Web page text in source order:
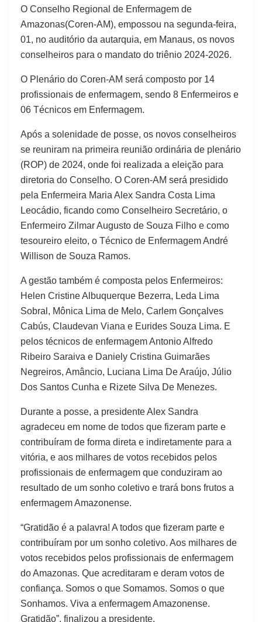
O Conselho Regional de Enfermagem de
Amazonas(Coren-AM), empossou na segunda-feira,
01, no auditório da autarquia, em Manaus, os novos
conselheiros para o mandato do triênio 2024-2026.
O Plenário do Coren-AM será composto por 14
profissionais de enfermagem, sendo 8 Enfermeiros e
06 Técnicos em Enfermagem.
Após a solenidade de posse, os novos conselheiros
se reuniram na primeira reunião ordinária de plenário
(ROP) de 2024, onde foi realizada a eleição para
diretoria do Conselho. O Coren-AM será presidido
pela Enfermeira Maria Alex Sandra Costa Lima
Leocádio, ficando como Conselheiro Secretário, o
Enfermeiro Zilmar Augusto de Souza Filho e como
tesoureiro eleito, o Técnico de Enfermagem André
Willison de Souza Ramos.
A gestão também é composta pelos Enfermeiros:
Helen Cristine Albuquerque Bezerra, Leda Lima
Sobral, Mônica Lima de Melo, Carlem Gonçalves
Cabús, Claudevan Viana e Eurides Souza Lima. E
pelos técnicos de enfermagem Antonio Alfredo
Ribeiro Saraiva e Daniely Cristina Guimarães
Negreiros, Amâncio, Luciana Lima De Araújo, Júlio
Dos Santos Cunha e Rizete Silva De Menezes.
Durante a posse, a presidente Alex Sandra
agradeceu em nome de todos que fizeram parte e
contribuíram de forma direta e indiretamente para a
vitória, e aos milhares de votos recebidos pelos
profissionais de enfermagem que conduziram ao
resultado de um sonho coletivo e trará bons frutos a
enfermagem Amazonense.
“Gratidão é a palavra! A todos que fizeram parte e
contribuíram por um sonho coletivo. Aos milhares de
votos recebidos pelos profissionais de enfermagem
do Amazonas. Que acreditaram e deram votos de
confiança. Somos o que Somamos. Somos o que
Sonhamos. Viva a enfermagem Amazonense.
Gratidão”, finalizou a presidente.